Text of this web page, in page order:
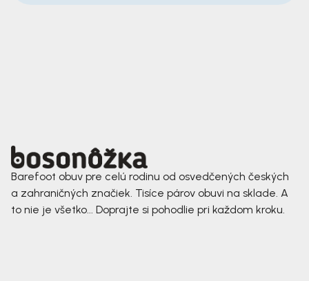
Barefoot obuv pre celú rodinu od osvedčených českých
a zahraničných značiek. Tisíce párov obuvi na sklade. A
to nie je všetko... Doprajte si pohodlie pri každom kroku.